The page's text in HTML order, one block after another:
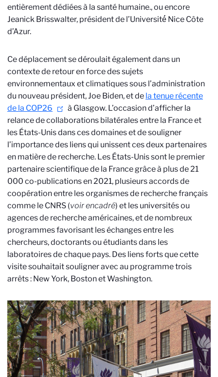
entièrement dédiées à la santé humaine., ou encore
Jeanick Brisswalter, président de l’Université́ Nice Côte
d’Azur.
Ce déplacement se déroulait également dans un
contexte de retour en force des sujets
environnementaux et climatiques sous l’administration
du nouveau président, Joe Biden, et de la tenue récente
de la COP26
à Glasgow. L’occasion d’afficher la
relance de collaborations bilatérales entre la France et
les États-Unis dans ces domaines et de souligner
l’importance des liens qui unissent ces deux partenaires
en matière de recherche. Les États-Unis sont le premier
partenaire scientifique de la France grâce à plus de 21
000 co-publications en 2021, plusieurs accords de
coopération entre les organismes de recherche français
comme le CNRS (voir encadré) et les universités ou
agences de recherche américaines, et de nombreux
programmes favorisant les échanges entre les
chercheurs, doctorants ou étudiants dans les
laboratoires de chaque pays. Des liens forts que cette
visite souhaitait souligner avec au programme trois
arrêts : New York, Boston et Washington.